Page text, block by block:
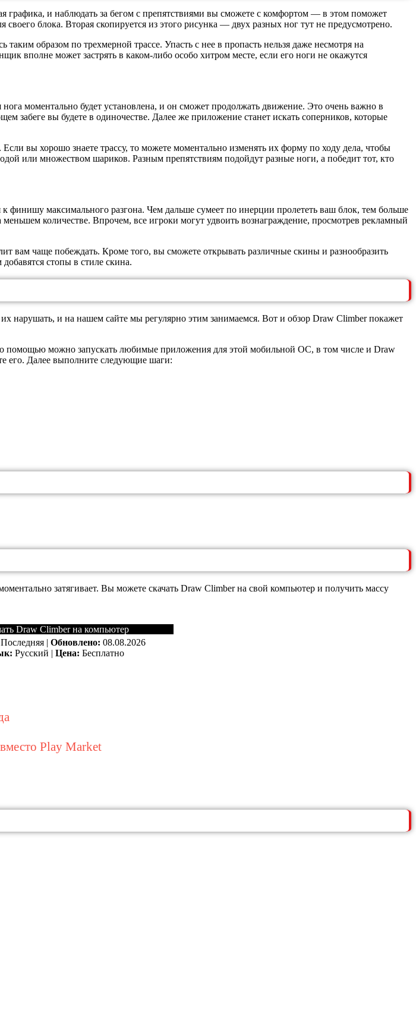
графика, и наблюдать за бегом с препятствиями вы сможете с комфортом — в этом поможет
блока. Вторая скопируется из этого рисунка — двух разных ног тут не предусмотрено.
образом по трехмерной трассе. Упасть с нее в пропасть нельзя даже несмотря на
вполне может застрять в каком-либо особо хитром месте, если его ноги не окажутся
моментально будет установлена, и он сможет продолжать движение. Это очень важно в
забеге вы будете в одиночестве. Далее же приложение станет искать соперников, которые
вы хорошо знаете трассу, то можете моментально изменять их форму по ходу дела, чтобы
или множеством шариков. Разным препятствиям подойдут разные ноги, а победит тот, кто
финишу максимального разгона. Чем дальше сумеет по инерции пролететь ваш блок, тем больше
количестве. Впрочем, все игроки могут удвоить вознаграждение, просмотрев рекламный
вам чаще побеждать. Кроме того, вы сможете открывать различные скины и разнообразить
стопы в стиле скина.
нарушать, и на нашем сайте мы регулярно этим занимаемся. Вот и обзор Draw Climber покажет
помощью можно запускать любимые приложения для этой мобильной ОС, в том числе и Draw
его. Далее выполните следующие шаги:
затягивает. Вы можете скачать Draw Climber на свой компьютер и получить массу
Draw Climber на компьютер
Последняя | Обновлено: 08.08.2026
Русский | Цена: Бесплатно
Play Market